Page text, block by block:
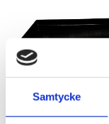
Samtycke
NYHET